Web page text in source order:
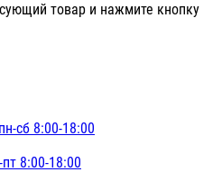
товар и нажмите кнопку
сб 8:00-18:00
8:00-18:00